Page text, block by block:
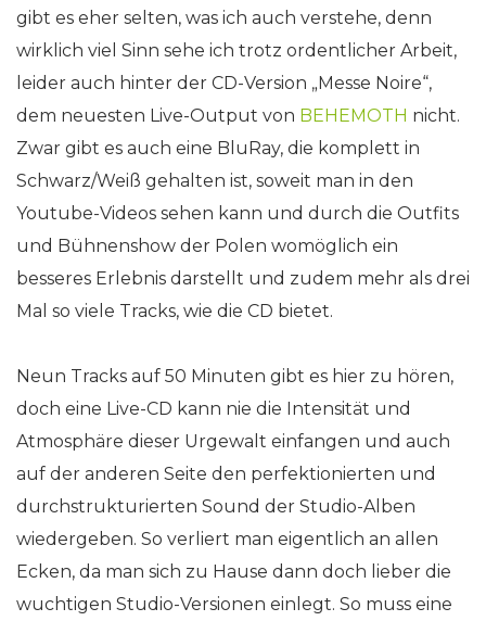
gibt es eher selten, was ich auch verstehe, denn
wirklich viel Sinn sehe ich trotz ordentlicher Arbeit,
leider auch hinter der CD-Version „Messe Noire“,
dem neuesten Live-Output von BEHEMOTH nicht.
Zwar gibt es auch eine BluRay, die komplett in
Schwarz/Weiß gehalten ist, soweit man in den
Youtube-Videos sehen kann und durch die Outfits
und Bühnenshow der Polen womöglich ein
besseres Erlebnis darstellt und zudem mehr als drei
Mal so viele Tracks, wie die CD bietet.
Neun Tracks auf 50 Minuten gibt es hier zu hören,
doch eine Live-CD kann nie die Intensität und
Atmosphäre dieser Urgewalt einfangen und auch
auf der anderen Seite den perfektionierten und
durchstrukturierten Sound der Studio-Alben
wiedergeben. So verliert man eigentlich an allen
Ecken, da man sich zu Hause dann doch lieber die
wuchtigen Studio-Versionen einlegt. So muss eine